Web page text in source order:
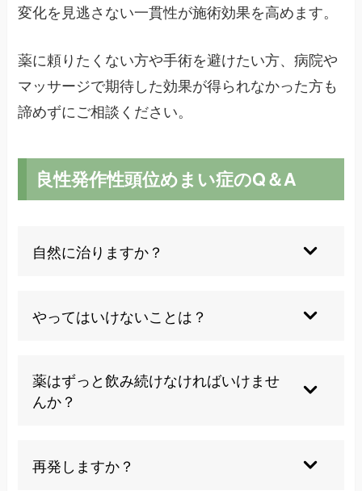
変化を見逃さない一貫性が施術効果を高めます。
薬に頼りたくない方や手術を避けたい方、病院や
マッサージで期待した効果が得られなかった方も
諦めずにご相談ください。
良性発作性頭位めまい症のQ＆A
自然に治りますか？
あり予防は大切です。
やってはいけないことは？
の動作をしましょう。
薬はずっと飲み続けなければいけませ
んか？
も重要です。
再発しますか？